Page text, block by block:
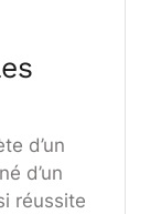
d’un
d’un
réussite